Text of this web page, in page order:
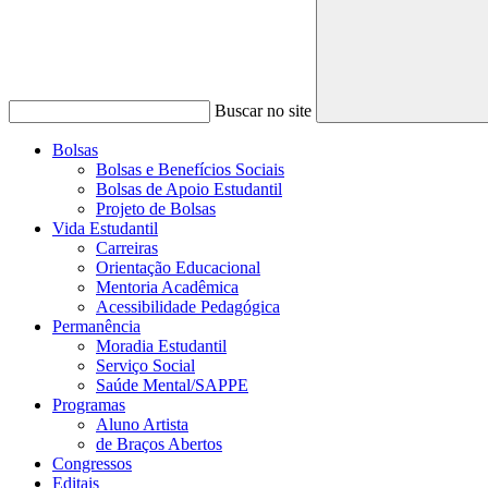
Buscar no site
Bolsas
Bolsas e Benefícios Sociais
Bolsas de Apoio Estudantil
Projeto de Bolsas
Vida Estudantil
Carreiras
Orientação Educacional
Mentoria Acadêmica
Acessibilidade Pedagógica
Permanência
Moradia Estudantil
Serviço Social
Saúde Mental/SAPPE
Programas
Aluno Artista
de Braços Abertos
Congressos
Editais